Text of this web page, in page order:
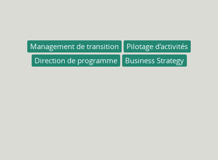
Management de transition
Pilotage d'activités
Direction de programme
Business Strategy